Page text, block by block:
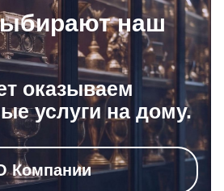
наш
оказываем
услуги на дому.
Компании